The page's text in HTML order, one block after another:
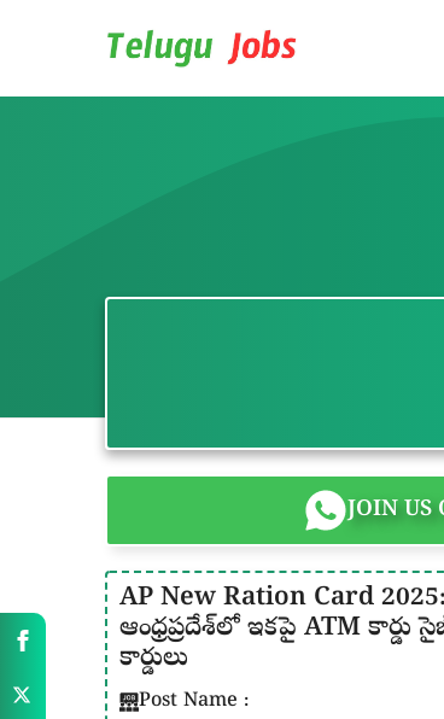
JOIN US
AP New Ration Card 2025:
ఆంధ్రప్రదేశ్‌లో ఇకపై ATM కార్డు
కార్డులు
Post Name :